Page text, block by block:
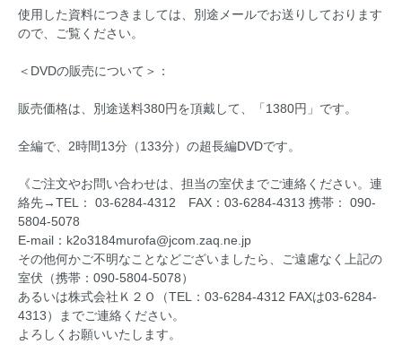
使用した資料につきましては、別途メールでお送りしております
ので、ご覧ください。
＜DVDの販売について＞：
販売価格は、別途送料380円を頂戴して、「1380円」です。
全編で、2時間13分（133分）の超長編DVDです。
《ご注文やお問い合わせは、担当の室伏までご連絡ください。連
絡先→TEL： 03-6284-4312 FAX：03-6284-4313 携帯： 090-
5804-5078
E-mail：k2o3184murofa@jcom.zaq.ne.jp
その他何かご不明なことなどございましたら、ご遠慮なく上記の
室伏（携帯：090-5804-5078）
あるいは株式会社Ｋ２Ｏ（TEL：03-6284-4312 FAXは03-6284-
4313）までご連絡ください。
よろしくお願いいたします。